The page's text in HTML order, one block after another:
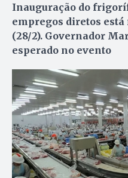
Inauguração do
empregos diretos está
(28/2). Governador
esperado no evento